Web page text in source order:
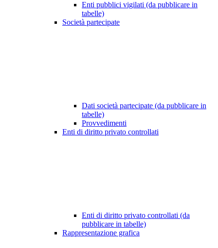
Enti pubblici vigilati (da pubblicare in
tabelle)
Società partecipate
Dati società partecipate (da pubblicare in
tabelle)
Provvedimenti
Enti di diritto privato controllati
Enti di diritto privato controllati (da
pubblicare in tabelle)
Rappresentazione grafica